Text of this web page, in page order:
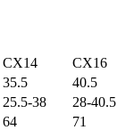
CX14
CX16
35.5
40.5
25.5-38
28-40.5
64
71